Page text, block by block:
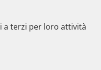
a terzi per loro attività